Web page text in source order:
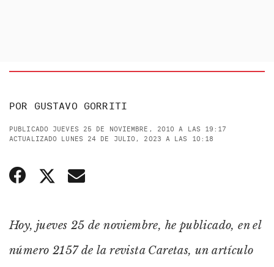
POR GUSTAVO GORRITI
PUBLICADO JUEVES 25 DE NOVIEMBRE, 2010 A LAS 19:17
ACTUALIZADO LUNES 24 DE JULIO, 2023 A LAS 10:18
Hoy, jueves 25 de noviembre, he publicado, en el
número 2157 de la revista Caretas, un artículo